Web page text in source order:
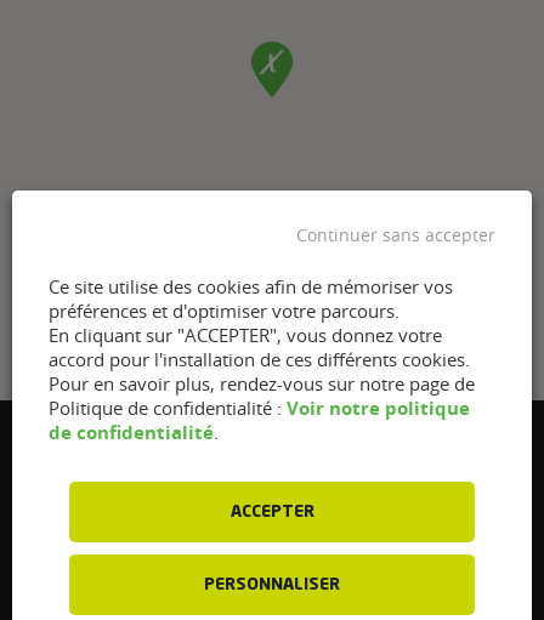
5 avenue des Renardières
info@flexfuel-company.com
Ce site utilise des cookies afin de mémoriser vos
préférences et d'optimiser votre parcours.
En cliquant sur "ACCEPTER", vous donnez votre
accord pour l'installation de ces différents cookies.
Pour en savoir plus, rendez-vous sur notre page de
Politique de confidentialité : Voir notre politique
de confidentialité.
ACCEPTER
PERSONNALISER
Continuer sans accepter